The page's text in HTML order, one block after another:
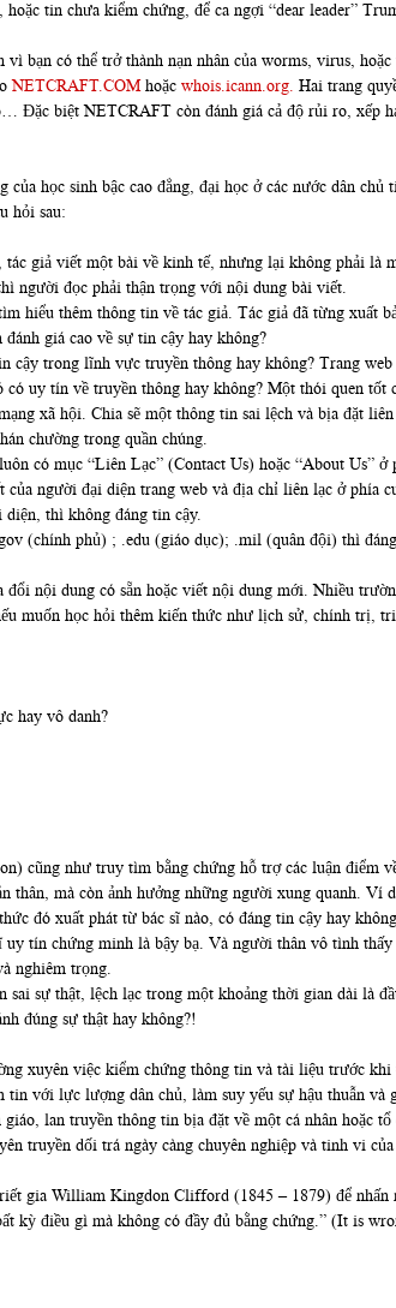
tin chưa kiểm chứng, để ca ngợi “dear leader”
bạn có thể trở thành nạn nhân của worms, virus,
NETCRAFT.COMhoặc whois.icann.org. Hai trang
Đặc biệt NETCRAFT còn đánh giá cả độ rủi ro, xếp
học sinh bậc cao đẳng, đại học ở các nước dân chủ
hỏi sau:
giả viết một bài về kinh tế, nhưng lại không phải là
người đọc phải thận trọng với nội dung bài viết.
hiểu thêm thông tin về tác giả. Tác giả đã từng xuất
giá cao về sự tin cậy hay không?
trong lĩnh vực truyền thông hay không? Trang
có uy tín về truyền thông hay không? Một thói quen
xã hội. Chia sẽ một thông tin sai lệch và bịa đặt
chường trong quần chúng.
có mục “Liên Lạc” (Contact Us) hoặc “About Us”
người đại diện trang web và địa chỉ liên lạc ở phía
thì không đáng tin cậy.
(chính phủ) ; .edu (giáo dục); .mil (quân đội) thì
nội dung có sẵn hoặc viết nội dung mới. Nhiều
muốn học hỏi thêm kiến thức như lịch sử, chính trị,
hay vô danh?
cũng như truy tìm bằng chứng hỗ trợ các luận
mà còn ảnh hưởng những người xung quanh. Ví
đó xuất phát từ bác sĩ nào, có đáng tin cậy hay
tín chứng minh là bậy bạ. Và người thân vô tình
nghiêm trọng.
sự thật, lệch lạc trong một khoảng thời gian dài là
đúng sự thật hay không?!
xuyên việc kiểm chứng thông tin và tài liệu trước khi
với lực lượng dân chủ, làm suy yếu sự hậu thuẫn
lan truyền thông tin bịa đặt về một cá nhân hoặc
truyền dối trá ngày càng chuyên nghiệp và tinh vi
gia William Kingdon Clifford (1845 – 1879) để nhấn
điều gì mà không có đầy đủ bằng chứng.” (It is